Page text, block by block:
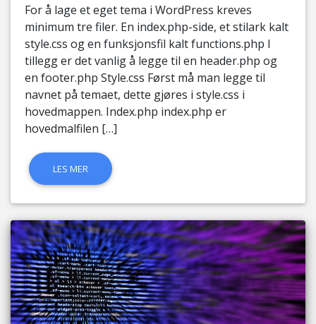
For å lage et eget tema i WordPress kreves
minimum tre filer. En index.php-side, et stilark kalt
style.css og en funksjonsfil kalt functions.php I
tillegg er det vanlig å legge til en header.php og
en footer.php Style.css Først må man legge til
navnet på temaet, dette gjøres i style.css i
hovedmappen. Index.php index.php er
hovedmalfilen […]
LES MER